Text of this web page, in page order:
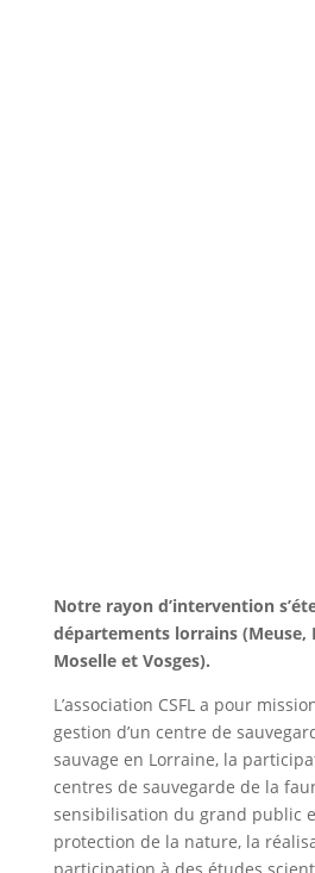
Notre rayon d’intervention
départements lorrains (Meuse,
Moselle et Vosges).
L’association CSFL a pour
gestion d’un centre de
sauvage en Lorraine, la
centres de sauvegarde de la
sensibilisation du grand public
protection de la nature, la